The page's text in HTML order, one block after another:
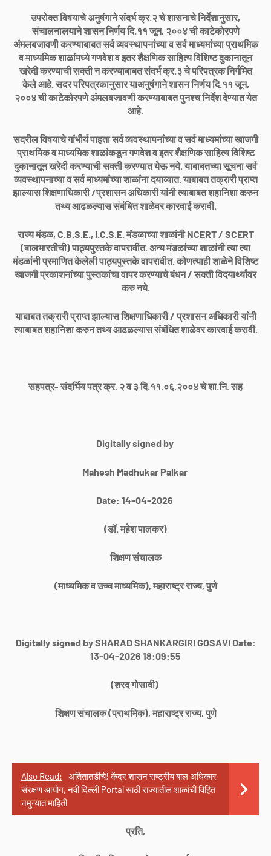
उपरोक्त विषयाचे अनुषंगाने संदर्भ क्र.२ चे शासनाचे निर्देशानुसार,
संचालनालयाने शासन निर्णय दि.११ जून, २००४ ची काटेकोरपणे
अंमलबजावणी करण्याबाबत सर्व व्यवस्थापनांच्या व सर्व माध्यमांच्या प्राथमिक
व माध्यमिक शाळांमध्ये गणवेश व इतर शैक्षणिक साहित्य विशिष्ट दुकानातून
खरेदी करण्याची सक्ती न करण्याबाबत संदर्भ क्र.३ चे परिपत्रक निर्गमित
केले आहे. सदर परिपत्रकानुसार याअनुषंगाने शासन निर्णय दि.११ जून,
२००४ ची काटेकोरपणे अंमलबजावणी करण्याबाबत पुनश्च निर्देश देण्यात येत
आहे.
सदरील विषयाचे गांभीर्य पाहता सर्व व्यवस्थापनांच्या व सर्व माध्यमांच्या खाजगी
प्राथमिक व माध्यमिक शाळांकडून गणवेश व इतर शैक्षणिक साहित्य विशिष्ट
दुकानातून खरेदी करण्याची सक्ती करण्यात येऊ नये. याबाबतच्या सूचना सर्व
व्यवस्थापनाच्या व सर्व माध्यमांच्या शाळांना दयाव्यात. याबाबत तक्रारी प्राप्त
झाल्यास शिक्षणाधिकारी /प्रशासन अधिकारी यांनी त्याबाबत शहानिशा करुन
तथ्य आढळल्यास संबंधित शाळेवर कारवाई करावी.
राज्य मंडळ, C.B.S.E., I.C.S.E. मंडळाच्या शाळांनी NCERT / SCERT
(बालभारतीची) पाठ्यपुस्तके वापरावीत. अन्य मंडळांच्या शाळांनी त्या त्या
मंडळांनी प्रमाणित केलेली पाठ्यपुस्तके वापरावीत. कोणत्याही शाळेने विशिष्ट
खाजगी प्रकाशनांच्या पुस्तकांचा वापर करण्याचे बंधन / सक्ती विदयार्थ्यांवर
करु नये.
याबाबत तक्रारी प्राप्त झाल्यास शिक्षणाधिकारी / प्रशासन अधिकारी यांनी
त्याबाबत शहानिशा करुन तथ्य आढळल्यास संबंधित शाळेवर कारवाई करावी.
सहपत्र- संदर्भिय पत्र क्र. २ व ३ दि.११.०६.२००४ चे शा.नि. सह
Digitally signed by
Mahesh Madhukar Palkar
Date: 14-04-2026
(डॉ. महेश पालकर)
शिक्षण संचालक
(माध्यमिक व उच्च माध्यमिक), महाराष्ट्र राज्य, पुणे
Digitally signed by SHARAD SHANKARGIRI GOSAVI Date:
13-04-2026 18:09:55
(शरद गोसावी)
शिक्षण संचालक (प्राथमिक), महाराष्ट्र राज्य, पुणे
Also Read:
अतितातडीचे! केंद्र शासन राष्ट्रीय बाल अधिकार
संरक्षण आयोग, नवी दिल्ली Portal साठी राज्यातील शाळांची विहित
नमुन्यात माहिती
प्रति,